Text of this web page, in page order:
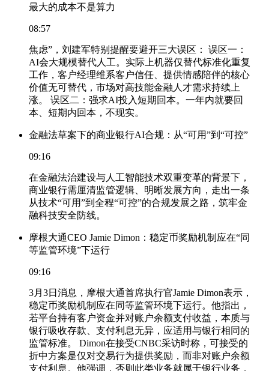
最大的成本不是算力
08:57
焦虑”，刘建军特别提醒要避开三大误区： 误区一：
AI会大规模替代人工。实际上机器仅替代标准化重复
工作，客户经理维系客户信任、提供情感陪伴的核心
价值无可替代，市场对高技能金融人才需求持续上
涨。 误区二：强求AI投入短期回本。一年内就要回
本、短期内回本，不现实。
金融法草案下的商业银行AI合规：从“可用”到“可控”
09:16
在金融法治建设与人工智能技术双重变革的背景下，
商业银行需厘清监管逻辑、明晰发展方向，走出一条
从技术“可用”到全程“可控”的合规发展之路，筑牢金
融科技安全防线。
摩根大通CEO Jamie Dimon：稳定币奖励机制应在“同
等监管环境”下运行
09:16
3月3日消息，摩根大通首席执行官Jamie Dimon表示，
稳定币奖励机制应在同等监管环境下运行。他指出，
若平台持有客户资金并对账户余额支付收益，本质与
银行吸收存款、支付利息无异，应适用与银行相同的
监管标准。 Dimon在接受CNBC采访时称，可接受的
折中方案是仅对交易行为提供奖励，而非对账户余额
支付利息。他强调，否则此类业务就属于银行业务，